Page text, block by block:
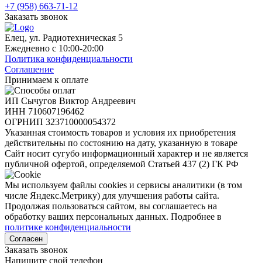
+7 (958) 663-71-12
Заказать звонок
Елец, ул. Радиотехническая 5
Ежедневно с 10:00-20:00
Политика конфиденциальности
Соглашение
Принимаем к оплате
ИП Сычугов Виктор Андреевич
ИНН 710607196462
ОГРНИП 323710000054372
Указанная стоимость товаров и условия их приобретения
действительны по состоянию на дату, указанную в товаре
Сайт носит сугубо информационный характер и не является
публичной офертой, определяемой Статьей 437 (2) ГК РФ
Мы используем файлы cookies и сервисы аналитики (в том
числе Яндекс.Метрику) для улучшения работы сайта.
Продолжая пользоваться сайтом, вы соглашаетесь на
обработку ваших персональных данных. Подробнее в
политике конфиденциальности
Согласен
Заказать звонок
Напишите свой телефон